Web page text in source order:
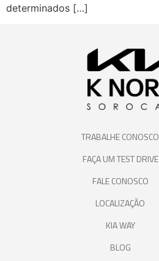
determinados […]
TRABALHE CONOSCO
FAÇA UM TEST DRIVE
FALE CONOSCO
LOCALIZAÇÃO
KIA WAY
BLOG